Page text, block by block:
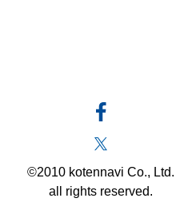
©2010 kotennavi Co., Ltd.
all rights reserved.